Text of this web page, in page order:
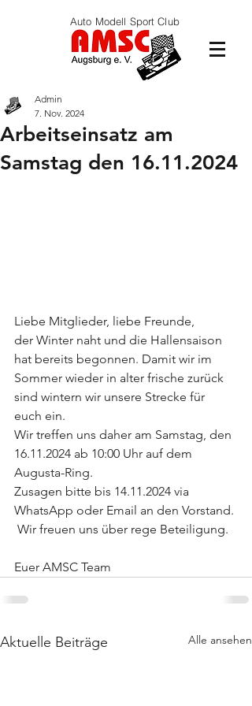
Auto Modell Sport Club
Arbeitseinsatz am
Samstag den 16.11.2024
Admin
7. Nov. 2024
Liebe Mitglieder, liebe Freunde,
der Winter naht und die Hallensaison
hat bereits begonnen. Damit wir im
Sommer wieder in alter frische zurück
sind wintern wir unsere Strecke für
euch ein.
Wir treffen uns daher am Samstag, den
16.11.2024 ab 10:00 Uhr auf dem
Augusta-Ring.
Zusagen bitte bis 14.11.2024 via
WhatsApp oder Email an den Vorstand.
Wir freuen uns über rege Beteiligung.
Euer AMSC Team
Aktuelle Beiträge Alle ansehen